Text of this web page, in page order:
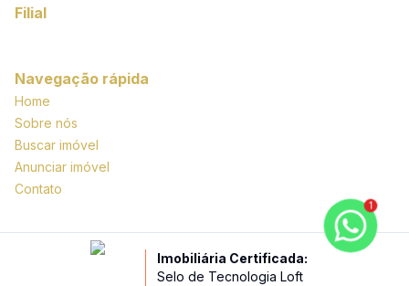
Filial
Navegação rápida
Home
Sobre nós
Buscar imóvel
Anunciar imóvel
Contato
Imobiliária Certificada:
Selo de Tecnologia Loft
1